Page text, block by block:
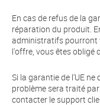
En cas de refus de la
réparation du produit.
administratifs pourront
l'offre, vous êtes obligé
Si la garantie de l'UE
problème sera traité
contacter le support